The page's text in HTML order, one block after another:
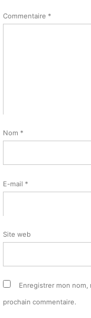
Commentaire *
Nom *
E-mail *
Site web
Enregistrer mon
prochain commentaire.